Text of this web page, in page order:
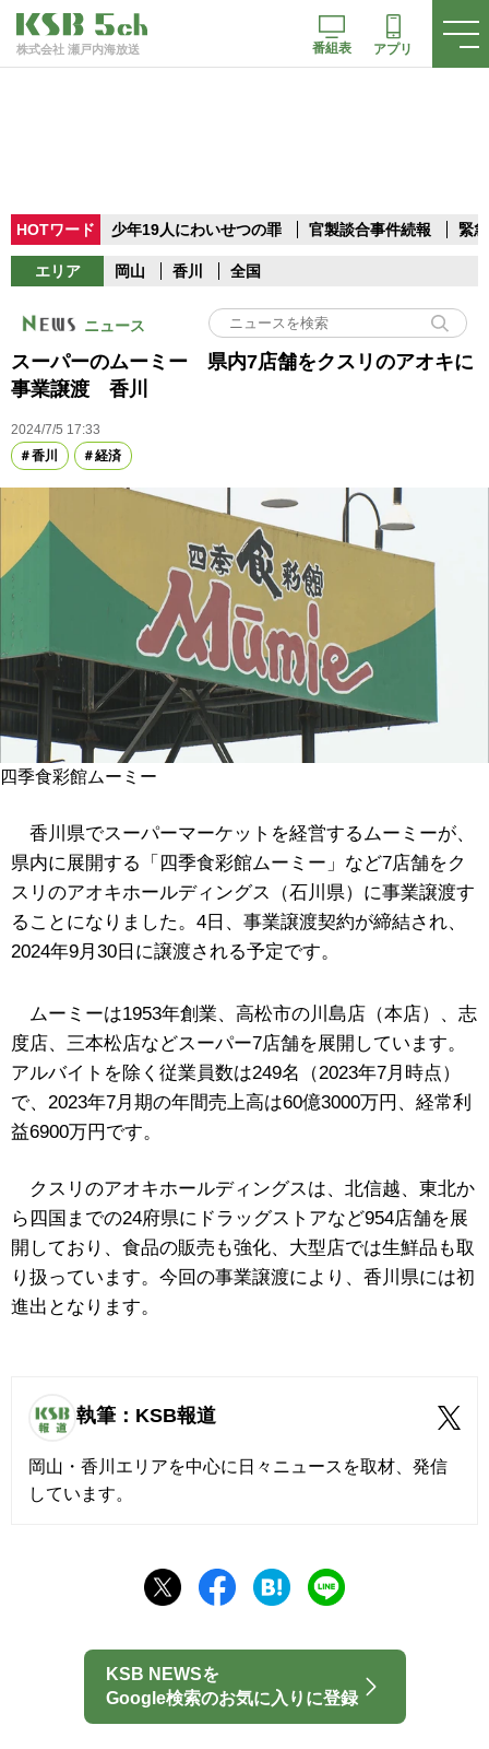
株式会社 瀬戸内海放送 番組表 アプリ
HOTワード 少年19人にわいせつの罪 官製談合事件続報 緊
エリア 岡山 香川 全国
ニュース
スーパーのムーミー 県内7店舗をクスリのアオキに
事業譲渡 香川
2024/7/5 17:33
香川
経済
四季食彩館ムーミー
香川県でスーパーマーケットを経営するムーミーが、
県内に展開する「四季食彩館ムーミー」など7店舗をク
スリのアオキホールディングス（石川県）に事業譲渡す
ることになりました。4日、事業譲渡契約が締結され、
2024年9月30日に譲渡される予定です。
ムーミーは1953年創業、高松市の川島店（本店）、志
度店、三本松店などスーパー7店舗を展開しています。
アルバイトを除く従業員数は249名（2023年7月時点）
で、2023年7月期の年間売上高は60億3000万円、経常利
益6900万円です。
クスリのアオキホールディングスは、北信越、東北か
ら四国までの24府県にドラッグストアなど954店舗を展
開しており、食品の販売も強化、大型店では生鮮品も取
り扱っています。今回の事業譲渡により、香川県には初
進出となります。
執筆：KSB報道
岡山・香川エリアを中心に日々ニュースを取材、発信
しています。
KSB NEWSを
Google検索のお気に入りに登録